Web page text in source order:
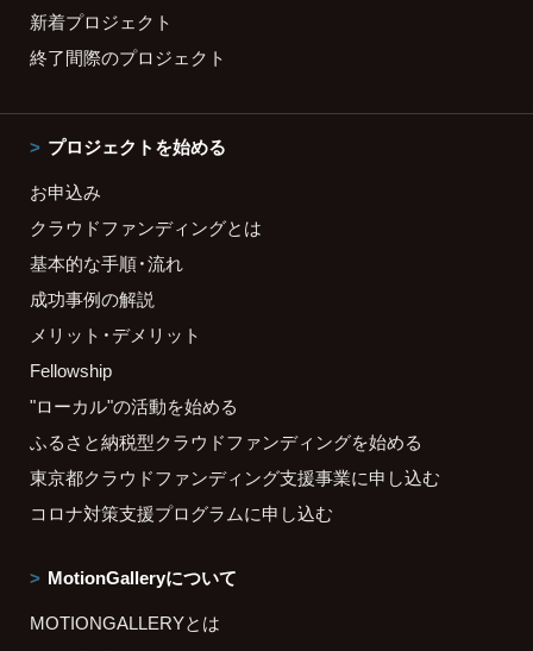
新着プロジェクト
終了間際のプロジェクト
プロジェクトを始める
お申込み
クラウドファンディングとは
基本的な手順・流れ
成功事例の解説
メリット・デメリット
Fellowship
"ローカル"の活動を始める
ふるさと納税型クラウドファンディングを始める
東京都クラウドファンディング支援事業に申し込む
コロナ対策支援プログラムに申し込む
MotionGalleryについて
MOTIONGALLERYとは